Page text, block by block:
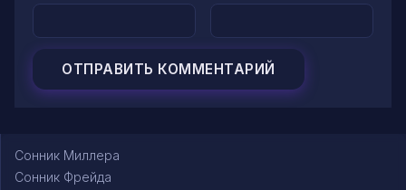
Сонник Миллера
Сонник Фрейда